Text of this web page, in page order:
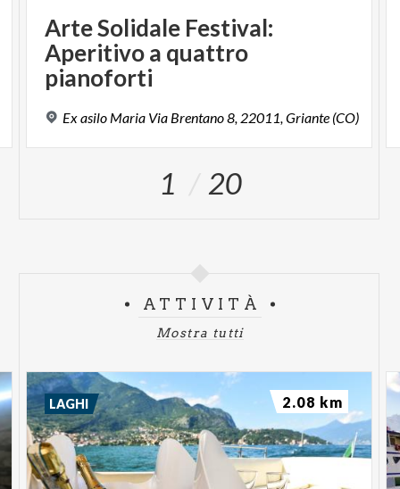
Arte Solidale Festival:
Aperitivo a quattro
pianoforti
Exasilo Maria Via Brentano8, 22011,Griante (CO)
1 20
ATTIVITÀ
Mostra tutti
LAGHI 2.08 km